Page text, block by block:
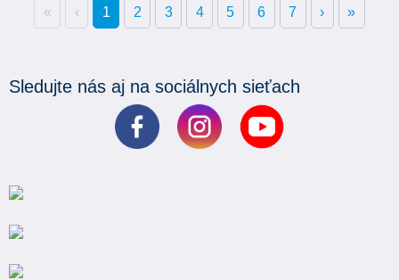
« ‹ 1 2 3 4 5 6 7 › »
Sledujte nás aj na sociálnych sieťach